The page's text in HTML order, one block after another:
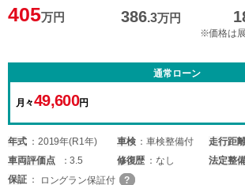
405万円 386.3万円
※価格は
通常ローン
月々49,600円
年式 2019年(R1年) 車検 車検整備付 走行距
車両評価点 3.5 修復歴 なし 法定整
保証
ロングラン保証付